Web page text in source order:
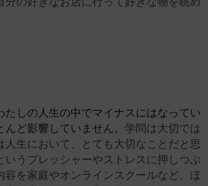
たしの人生の中でマイナスにはなってい
ど影響していません。 学問は大切では
生において、とても大切なことだと思
うプレッシャーやストレスに押しつぶ
を家庭やオンラインスクールなど、ほ